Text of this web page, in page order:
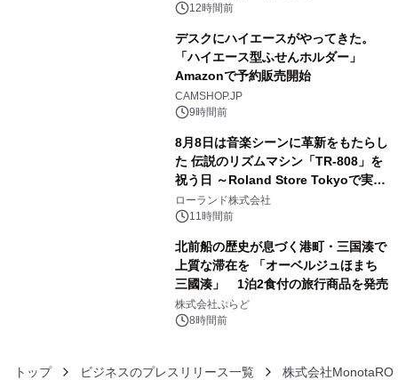
るパッケージ～ 9月1日(火)秋田県内で
12時間前
デスクにハイエースがやってきた。
「ハイエース型ふせんホルダー」
Amazonで予約販売開始
CAMSHOP.JP
9時間前
8月8日は音楽シーンに革新をもたらし
た 伝説のリズムマシン「TR-808」を
祝う日 ～Roland Store Tokyoで実機
を展示しての 記念キャンペーンを開
催 英国ラジオ「NTS」の 特別プログ
アーティストを フィーチャーしたアニ
メーションを公開～
ローランド株式会社
11時間前
北前船の歴史が息づく港町・三国湊で
上質な滞在を 「オーベルジュほまち
三國湊」 1泊2食付の旅行商品を発売
株式会社ぷらど
8時間前
トップ ビジネスのプレスリリース一覧 株式会社MonotaRO